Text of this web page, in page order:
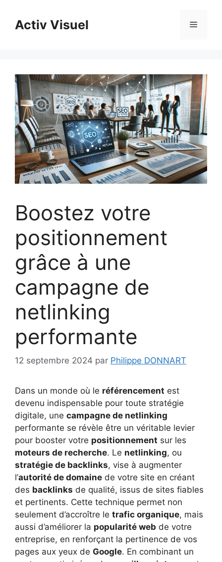
contenuActiv Visuel Menu
Boostez votre
positionnement
grâce à une
campagne de
netlinking
performante
12 septembre 2024 par Philippe DONNART
Dans un monde où le référencement est
devenu indispensable pour toute stratégie
digitale, une campagne de netlinking
performante se révèle être un véritable levier
pour booster votre positionnement sur les
moteurs de recherche. Le netlinking, ou
stratégie de backlinks, vise à augmenter
l’autorité de domaine de votre site en créant
des backlinks de qualité, issus de sites fiables
et pertinents. Cette technique permet non
seulement d’accroître le trafic organique, mais
aussi d’améliorer la popularité web de votre
entreprise, en renforçant la pertinence de vos
pages aux yeux de Google. En combinant un